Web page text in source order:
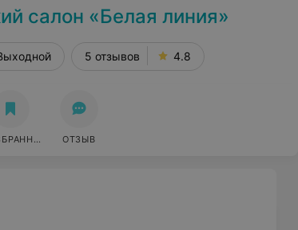
салон «Белая линия»
5 отзывов 4.8
ОТЗЫВ